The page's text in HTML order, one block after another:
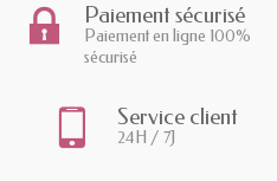
Paiement sécurisé
Paiement en ligne 100%
sécurisé
Service client
24H / 7J